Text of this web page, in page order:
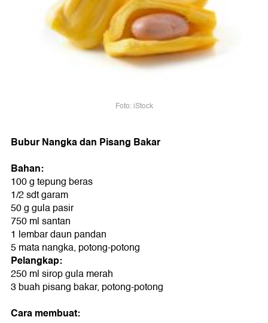
Foto: iStock
Bubur Nangka dan Pisang Bakar
Bahan:
100 g tepung beras
1/2 sdt garam
50 g gula pasir
750 ml santan
1 lembar daun pandan
5 mata nangka, potong-potong
Pelangkap:
250 ml sirop gula merah
3 buah pisang bakar, potong-potong
Cara membuat: